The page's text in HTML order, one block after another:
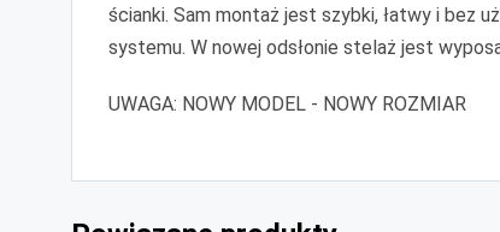
ścianki. Sam montaż jest szybki, łatwy i bez
systemu. W nowej odsłonie stelaż jest
UWAGA: NOWY MODEL - NOWY ROZMIAR